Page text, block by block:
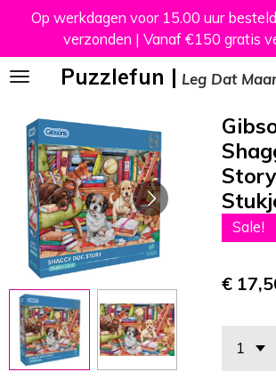
naar
de
Puzzlefun | Leg Dat
Op werkdagen voor 15.00 uur
verzonden | Vanaf €150 gratis
Sale!
€